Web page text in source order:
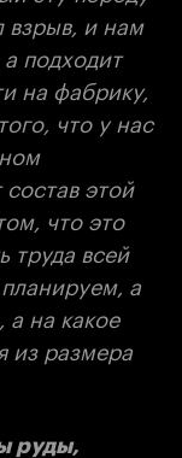
взрыв, и нам
подходит
на фабрику,
что у нас
этой
что это
труда всей
а
на какое
из размера
руды,